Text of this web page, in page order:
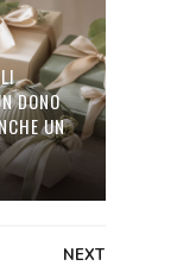
DONO
UN
NEXT